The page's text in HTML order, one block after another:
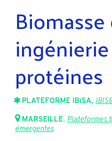
protéines
PLATEFORME IBiSA,
MARSEILLE, Plateformes
émergentes